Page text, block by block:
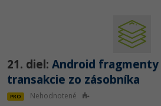
21. diel: Android fragmenty
transakcie zo zásobníka
PRO Nehodnotené